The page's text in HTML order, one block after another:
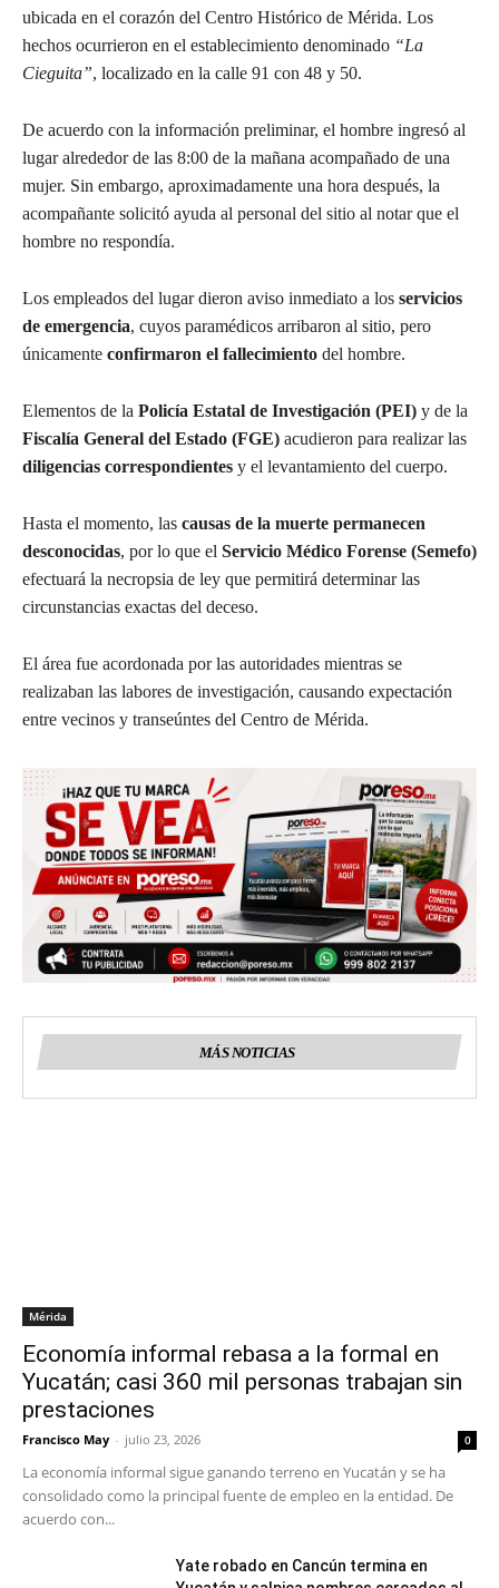
ubicada en el corazón del Centro Histórico de Mérida. Los
hechos ocurrieron en el establecimiento denominado “La
Cieguita”, localizado en la calle 91 con 48 y 50.
De acuerdo con la información preliminar, el hombre ingresó al
lugar alrededor de las 8:00 de la mañana acompañado de una
mujer. Sin embargo, aproximadamente una hora después, la
acompañante solicitó ayuda al personal del sitio al notar que el
hombre no respondía.
Los empleados del lugar dieron aviso inmediato a los servicios
de emergencia, cuyos paramédicos arribaron al sitio, pero
únicamente confirmaron el fallecimiento del hombre.
Elementos de la Policía Estatal de Investigación (PEI) y de la
Fiscalía General del Estado (FGE) acudieron para realizar las
diligencias correspondientes y el levantamiento del cuerpo.
Hasta el momento, las causas de la muerte permanecen
desconocidas, por lo que el Servicio Médico Forense (Semefo)
efectuará la necropsia de ley que permitirá determinar las
circunstancias exactas del deceso.
El área fue acordonada por las autoridades mientras se
realizaban las labores de investigación, causando expectación
entre vecinos y transeúntes del Centro de Mérida.
MÁS NOTICIAS
Mérida
Economía informal rebasa a la formal en
Yucatán; casi 360 mil personas trabajan sin
prestaciones
Francisco May - julio 23, 2026 0
La economía informal sigue ganando terreno en Yucatán y se ha
consolidado como la principal fuente de empleo en la entidad. De
acuerdo con...
Yate robado en Cancún termina en